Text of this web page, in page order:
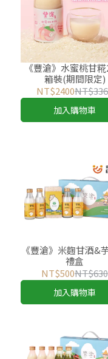
《豐滄》水蜜桃甘
箱裝(期間限定)
NT$2400
加入購物車
《豐滄》米麴甘酒&
禮盒
NT$500NT$630
加入購物車